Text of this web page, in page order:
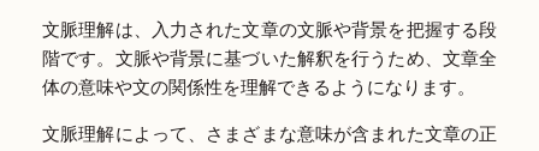
文脈理解は、入力された文章の文脈や背景を把握する段
階です。文脈や背景に基づいた解釈を行うため、文章全
体の意味や文の関係性を理解できるようになります。
文脈理解によって、さまざまな意味が含まれた文章の正